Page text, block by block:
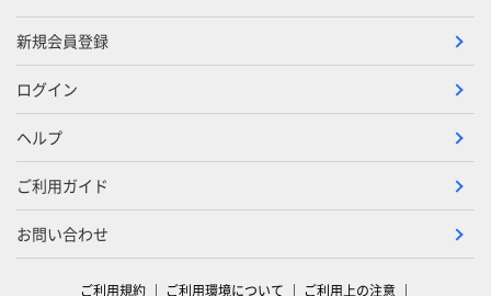
新規会員登録
ログイン
ヘルプ
ご利用ガイド
お問い合わせ
ご利用規約 ご利用環境について ご利用上の注意